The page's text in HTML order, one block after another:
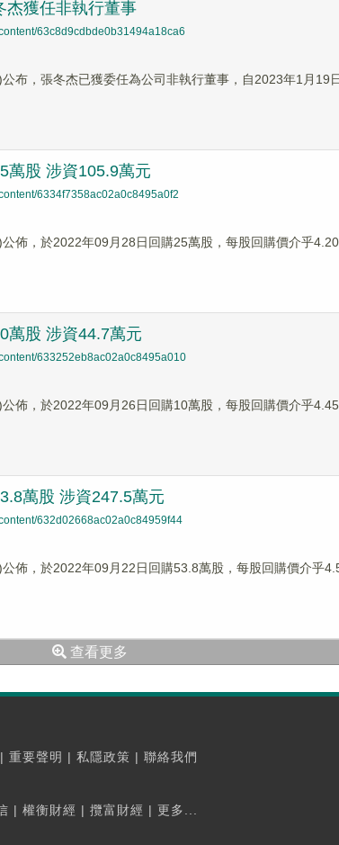
杰獲任非執行董事
63c8d9cdbde0b31494a18ca6
布，張冬杰已獲委任為公司非執行董事，自2023年1月19
萬股 涉資105.9萬元
6334f7358ac02a0c8495a0f2
佈，於2022年09月28日回購25萬股，每股回購價介乎
萬股 涉資44.7萬元
633252eb8ac02a0c8495a010
佈，於2022年09月26日回購10萬股，每股回購價介乎
萬股 涉資247.5萬元
632d02668ac02a0c84959f44
佈，於2022年09月22日回購53.8萬股，每股回購價介乎
查看更多
| 重要聲明 | 私隱政策 | 聯絡我們
| 權衡財經 | 攬富財經 | 更多...